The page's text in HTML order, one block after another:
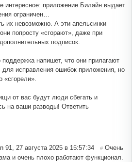
интересное: приложение Билайн выдает
ограничен…
их невозможно. А эти апельсинки
попросту «сгорают», даже при
подписок.
напишет, что они прилагают
исправления ошибок приложения, но
«сгорели».
от вас будут люди сбегать и
на ваши разводы! Ответить
91 27 августа 2025 в 15:57:34 # Очень
и очень плохо работают функционал.